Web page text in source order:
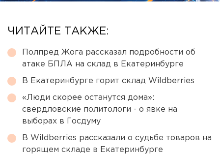
ЧИТАЙТЕ ТАКЖЕ:
Полпред Жога рассказал подробности об
атаке БПЛА на склад в Екатеринбурге
В Екатеринбурге горит склад Wildberries
«Люди скорее останутся дома»:
свердловские политологи - о явке на
выборах в Госдуму
В Wildberries рассказали о судьбе товаров на
горящем складе в Екатеринбурге